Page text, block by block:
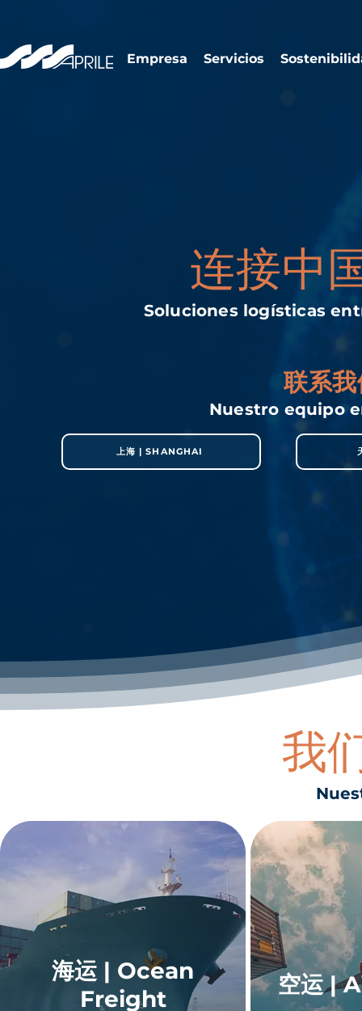
Empresa Servicios
连接中
Soluciones logísticas
联系
Nuestro equipo
上海 | SHANGHAI
我
海运 | Ocean
Freight
空运 |